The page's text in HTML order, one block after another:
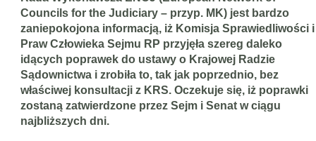
Councils for the Judiciary – przyp. MK) jest bardzo
zaniepokojona informacją, iż Komisja Sprawiedliwości i
Praw Człowieka Sejmu RP przyjęła szereg daleko
idących poprawek do ustawy o Krajowej Radzie
Sądownictwa i zrobiła to, tak jak poprzednio, bez
właściwej konsultacji z KRS. Oczekuje się, iż poprawki
zostaną zatwierdzone przez Sejm i Senat w ciągu
najbliższych dni.